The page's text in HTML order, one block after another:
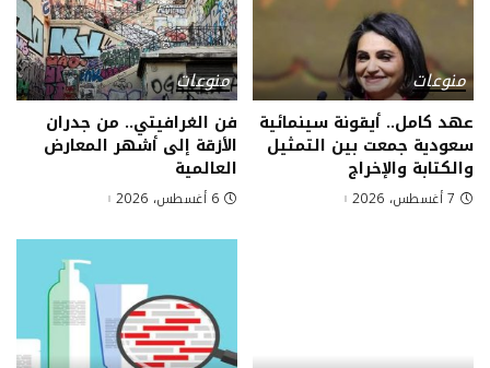
منوعات
عهد كامل.. أيقونة سينمائية
سعودية جمعت بين التمثيل
والكتابة والإخراج
7 أغسطس، 2026
منوعات
فن الغرافيتي.. من جدران
الأزقة إلى أشهر المعارض
العالمية
6 أغسطس، 2026